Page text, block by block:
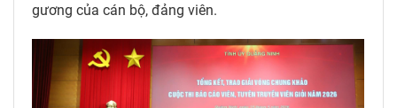
gương của cán bộ, đảng viên.